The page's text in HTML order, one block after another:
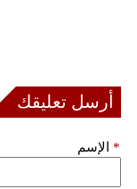
أرسل تعليقك
الإسم *